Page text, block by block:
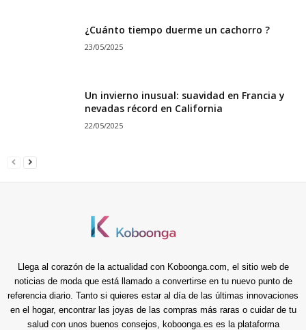
¿Cuánto tiempo duerme un cachorro ?
23/05/2025
Un invierno inusual: suavidad en Francia y
nevadas récord en California
22/05/2025
Llega al corazón de la actualidad con Koboonga.com, el sitio web de
noticias de moda que está llamado a convertirse en tu nuevo punto de
referencia diario. Tanto si quieres estar al día de las últimas innovaciones
en el hogar, encontrar las joyas de las compras más raras o cuidar de tu
salud con unos buenos consejos, koboonga.es es la plataforma